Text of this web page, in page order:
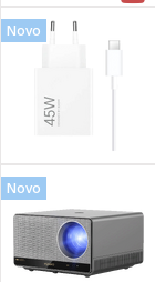
...
aparati
grla
i oprema
kamere
IP
Novo
Novo